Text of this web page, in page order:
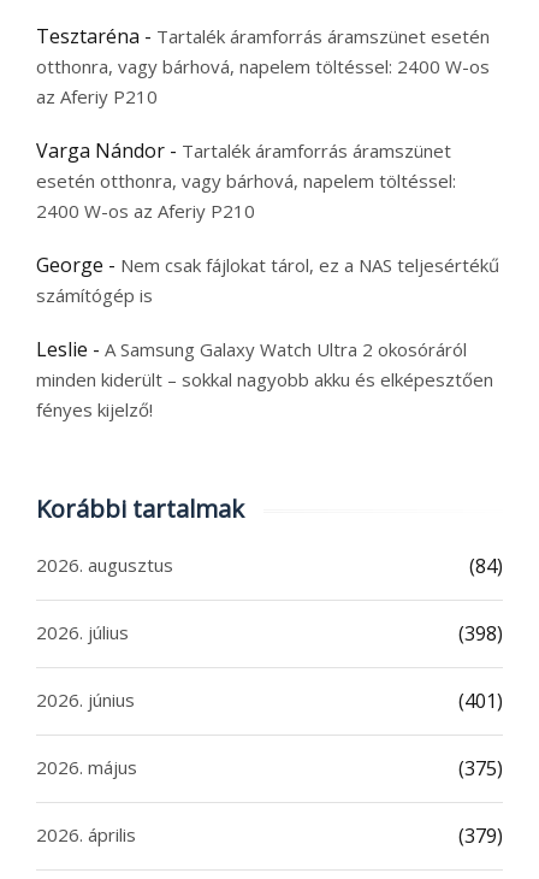
Tesztaréna - Tartalék áramforrás áramszünet esetén
otthonra, vagy bárhová, napelem töltéssel: 2400 W-os
az Aferiy P210
Varga Nándor - Tartalék áramforrás áramszünet
esetén otthonra, vagy bárhová, napelem töltéssel:
2400 W-os az Aferiy P210
George - Nem csak fájlokat tárol, ez a NAS teljesértékű
számítógép is
Leslie - A Samsung Galaxy Watch Ultra 2 okosóráról
minden kiderült – sokkal nagyobb akku és elképesztően
fényes kijelző!
Korábbi tartalmak
2026. augusztus (84)
2026. július (398)
2026. június (401)
2026. május (375)
2026. április (379)